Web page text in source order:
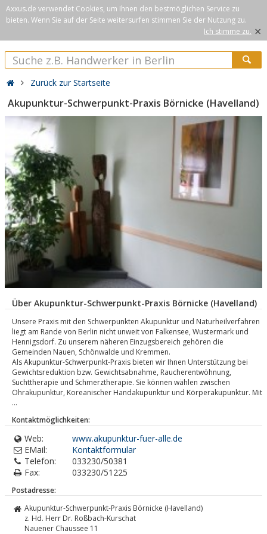
Axxus.de verwendet Cookies, um Ihnen den bestmöglichen Service zu
bieten. Wenn Sie auf der Seite weitersurfen stimmen Sie der Nutzung zu.
Ich stimme zu. ×
Zurück zur Startseite
Akupunktur-Schwerpunkt-Praxis Börnicke (Havelland)
Über Akupunktur-Schwerpunkt-Praxis Börnicke (Havelland)
Unsere Praxis mit den Schwerpunkten Akupunktur und Naturheilverfahren
liegt am Rande von Berlin nicht unweit von Falkensee, Wustermark und
Hennigsdorf. Zu unserem näheren Einzugsbereich gehören die
Gemeinden Nauen, Schönwalde und Kremmen.
Als Akupunktur-Schwerpunkt-Praxis bieten wir Ihnen Unterstützung bei
Gewichtsreduktion bzw. Gewichtsabnahme, Raucherentwöhnung,
Suchttherapie und Schmerztherapie. Sie können wählen zwischen
Ohrakupunktur, Koreanischer Handakupunktur und Körperakupunktur. Mit
...
Kontaktmöglichkeiten:
Web:
www.akupunktur-fuer-alle.de
EMail:
Kontaktformular
Telefon:
033230/50381
Fax:
033230/51225
Postadresse:
Akupunktur-Schwerpunkt-Praxis Börnicke (Havelland)
z. Hd. Herr Dr. Roßbach-Kurschat
Nauener Chaussee 11